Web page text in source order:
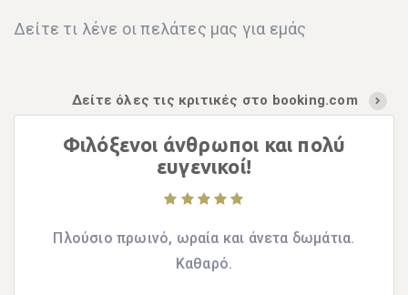
Δείτε τι λένε οι πελάτες μας για εμάς
Δείτε όλες τις κριτικές στο booking.com
Φιλόξενοι άνθρωποι και πολύ
ευγενικοί!
Πλούσιο πρωινό, ωραία και άνετα δωμάτια.
Καθαρό.